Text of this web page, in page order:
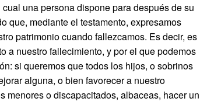
una persona dispone para después de su
que, mediante el testamento, expresamos
patrimonio cuando fallezcamos. Es decir, es
a nuestro fallecimiento, y por el que podemos
si queremos que todos los hijos, o sobrinos
alguna, o bien favorecer a nuestro
menores o discapacitados, albaceas, hacer un